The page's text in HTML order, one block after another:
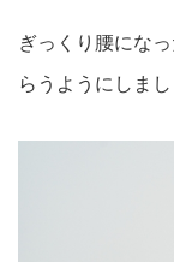
ぎっくり腰にな
らうようにしまし